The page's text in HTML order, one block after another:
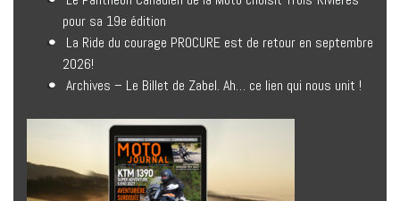
pour sa 19e édition
La Ride du courage PROCURE est de retour en septembre
2026!
Archives – Le Billet de Zabel. Ah… ce lien qui nous unit !